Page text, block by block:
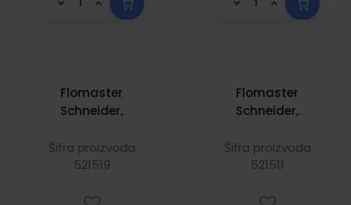
Flomaster
Schneider,
0,4 mm,
narančasti
Šifra proizvoda
521519
Flomaster
Schneider,
0,4 mm, neon
narančasti
Šifra proizvoda
521511